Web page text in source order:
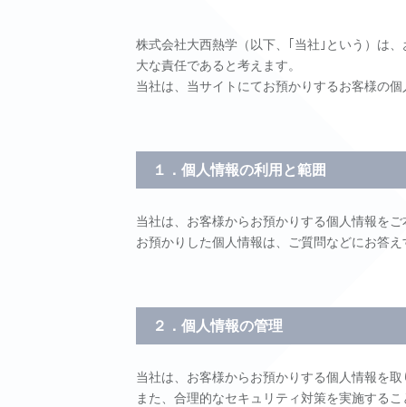
株式会社大西熱学（以下、｢当社｣という）は
大な責任であると考えます。
当社は、当サイトにてお預かりするお客様の
１．個人情報の利用と範囲
当社は、お客様からお預かりする個人情報を
お預かりした個人情報は、ご質問などにお答
２．個人情報の管理
当社は、お客様からお預かりする個人情報を
また、合理的なセキュリティ対策を実施する